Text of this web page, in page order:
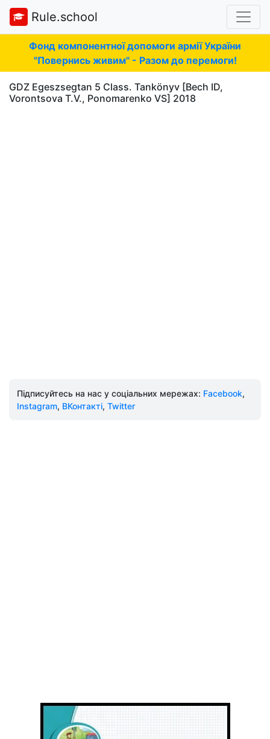
Rule.school
Фонд компонентної допомоги армії України
"Повернись живим" - Разом до перемоги!
GDZ Egeszsegtan 5 Class. Tankönyv [Bech ID,
Vorontsova T.V., Ponomarenko VS] 2018
Підписуйтесь на нас у соціальних мережах: Facebook,
Instagram, ВКонтакті, Twitter